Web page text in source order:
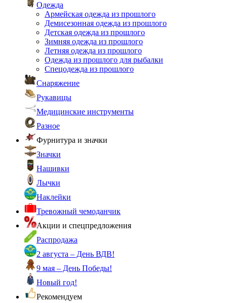
Одежда
Армейская одежда из прошлого
Демисезонная одежда из прошлого
Детская одежда из прошлого
Зимняя одежда из прошлого
Летняя одежда из прошлого
Одежда из прошлого для рыбалки
Спецодежда из прошлого
Снаряжение
Рукавицы
Медицинские инструменты
Разное
Фурнитура и значки
Значки
Нашивки
Лычки
Наклейки
Тревожный чемоданчик
Акции и спецпредложения
Распродажа
2 августа – День ВДВ!
9 мая – День Победы!
Новый год!
Рекомендуем